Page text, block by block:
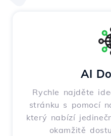
AI
Rychle najděte
stránku s pomocí
který nabízí
okamžitě